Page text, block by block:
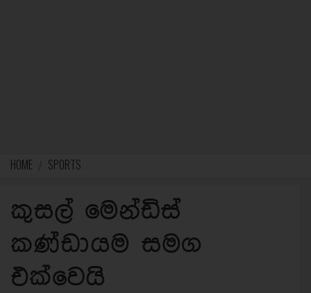
HOME SPORTS
කුසල් මෙන්ඩිස්
කණ්ඩායම සමග
එක්වෙයි